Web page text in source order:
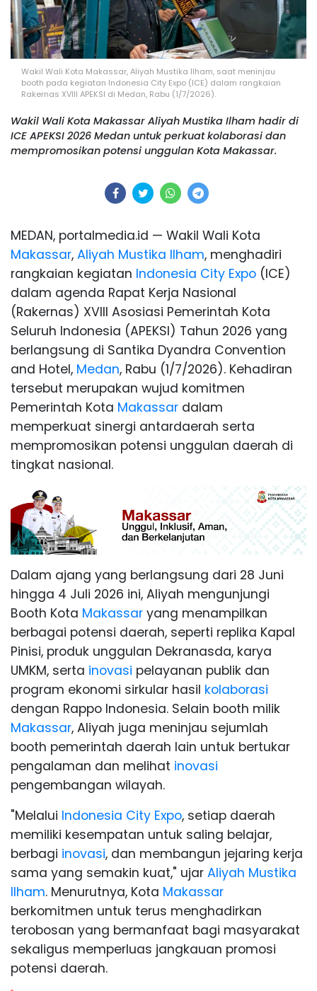
Wakil Wali Kota Makassar, Aliyah Mustika Ilham, saat meninjau
booth pada kegiatan Indonesia City Expo (ICE) dalam rangkaian
Rakernas XVIII APEKSI di Medan, Rabu (1/7/2026).
Wakil Wali Kota Makassar Aliyah Mustika Ilham hadir di
ICE APEKSI 2026 Medan untuk perkuat kolaborasi dan
mempromosikan potensi unggulan Kota Makassar.
MEDAN, portalmedia.id — Wakil Wali Kota
Makassar, Aliyah Mustika Ilham, menghadiri
rangkaian kegiatan Indonesia City Expo (ICE)
dalam agenda Rapat Kerja Nasional
(Rakernas) XVIII Asosiasi Pemerintah Kota
Seluruh Indonesia (APEKSI) Tahun 2026 yang
berlangsung di Santika Dyandra Convention
and Hotel, Medan, Rabu (1/7/2026). Kehadiran
tersebut merupakan wujud komitmen
Pemerintah Kota Makassar dalam
memperkuat sinergi antardaerah serta
mempromosikan potensi unggulan daerah di
tingkat nasional.
Dalam ajang yang berlangsung dari 28 Juni
hingga 4 Juli 2026 ini, Aliyah mengunjungi
Booth Kota Makassar yang menampilkan
berbagai potensi daerah, seperti replika Kapal
Pinisi, produk unggulan Dekranasda, karya
UMKM, serta inovasi pelayanan publik dan
program ekonomi sirkular hasil kolaborasi
dengan Rappo Indonesia. Selain booth milik
Makassar, Aliyah juga meninjau sejumlah
booth pemerintah daerah lain untuk bertukar
pengalaman dan melihat inovasi
pengembangan wilayah.
"Melalui Indonesia City Expo, setiap daerah
memiliki kesempatan untuk saling belajar,
berbagi inovasi, dan membangun jejaring kerja
sama yang semakin kuat," ujar Aliyah Mustika
Ilham. Menurutnya, Kota Makassar
berkomitmen untuk terus menghadirkan
terobosan yang bermanfaat bagi masyarakat
sekaligus memperluas jangkauan promosi
potensi daerah.